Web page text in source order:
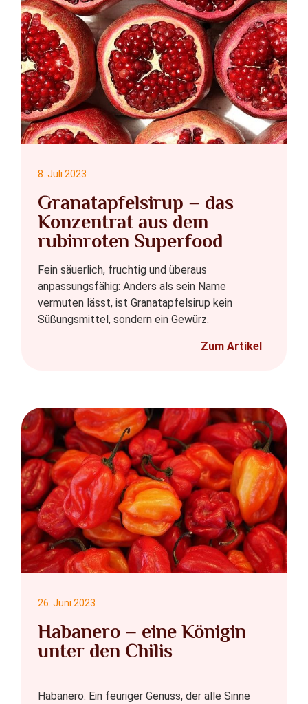
Granatapfelsirup – das
Konzentrat aus dem
rubinroten Superfood
8. Juli 2023
Fein säuerlich, fruchtig und überaus
anpassungsfähig: Anders als sein Name
vermuten lässt, ist Granatapfelsirup kein
Süßungsmittel, sondern ein Gewürz.
Zum Artikel
Habanero – eine Königin
unter den Chilis
26. Juni 2023
Habanero: Ein feuriger Genuss, der alle Sinne